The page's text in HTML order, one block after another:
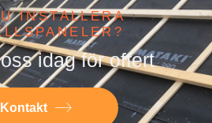
INSTALLERA
idag för offert
Kontakt